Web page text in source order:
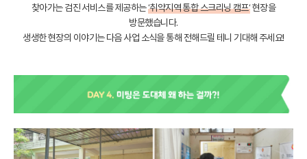
찾아가는 검진 서비스를 제공하는‘취약지역 통합 스크리닝 캠프‘현장을
방문했습니다.
생생한 현장의 이야기는 다음 사업 소식을 통해 전해드릴 테니 기대해 주세요!